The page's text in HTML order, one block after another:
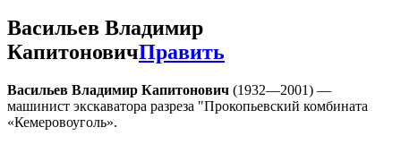
Васильев Владимир
КапитоновичПравить
Васильев Владимир Капитонович (1932—2001) —
машинист экскаватора разреза "Прокопьевский комбината
«Кемеровоуголь».